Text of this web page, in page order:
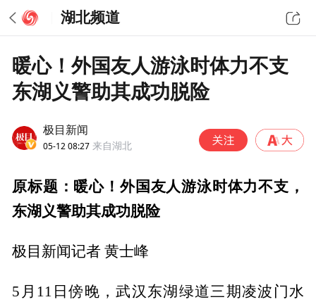
湖北频道
暖心！外国友人游泳时体力不支
东湖义警助其成功脱险
极目新闻
05-12 08:27 来自湖北
原标题：暖心！外国友人游泳时体力不支，
东湖义警助其成功脱险
极目新闻记者 黄士峰
5月11日傍晚，武汉东湖绿道三期凌波门水